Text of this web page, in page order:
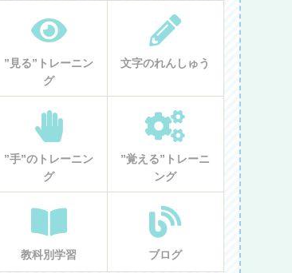
”見る”トレーニン
グ
文字のれんしゅう
”手”のトレーニン
グ
”覚える”トレーニ
ング
教科別学習 ブログ